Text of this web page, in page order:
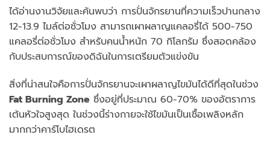
ได้อ่านงานวิจัยและค้นพบว่า การปั่นจักรยานที่ความเร็วปานกลาง
12-13.9 ไมล์ต่อชั่วโมง สามารถเผาผลาญแคลอรี่ได้ 500-750
แคลอรี่ต่อชั่วโมง สำหรับคนน้ำหนัก 70 กิโลกรัม ซึ่งสอดคล้อง
กับประสบการณ์ของดิฉันในการเตรียมตัวแข่งขัน
สิ่งที่น่าสนใจคือการปั่นจักรยานจะเผาผลาญไขมันได้ดีที่สุดในช่วง
Fat Burning Zone ซึ่งอยู่ที่ประมาณ 60-70% ของอัตราการ
เต้นหัวใจสูงสุด ในช่วงนี้ร่างกายจะใช้ไขมันเป็นเชื้อเพลิงหลัก
มากกว่าคาร์โบไฮเดรต